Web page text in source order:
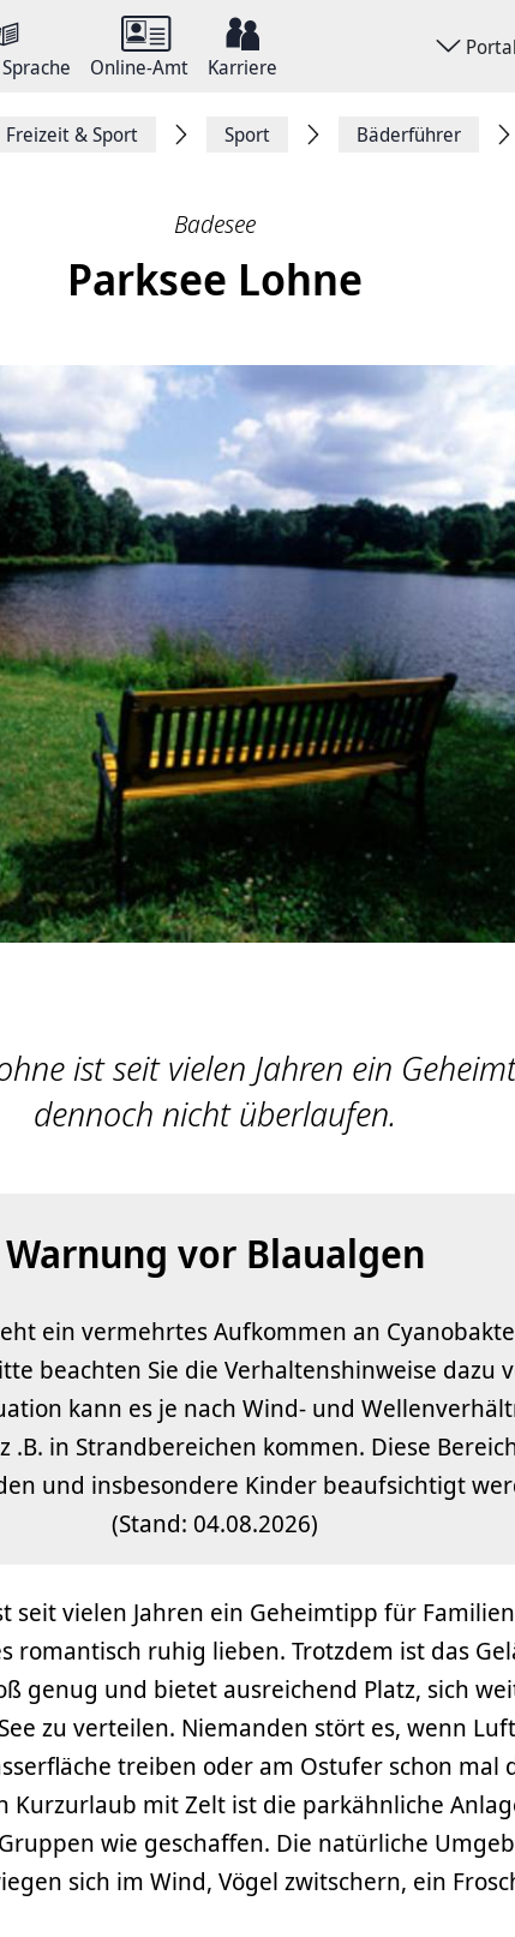
Online-Amt Karriere
Freizeit & Sport Sport Bäderführer
Badesee
Parksee Lohne
ist seit vielen Jahren ein
dennoch nicht überlaufen.
Warnung vor Blaualgen
ein vermehrtes Aufkommen an
beachten Sie die Verhaltenshinweise dazu
kann es je nach Wind- und
.B. in Strandbereichen kommen. Diese
und insbesondere Kinder beaufsichtigt
(Stand: 04.08.2026)
seit vielen Jahren ein Geheimtipp für
romantisch ruhig lieben. Trotzdem ist das
genug und bietet ausreichend Platz, sich
zu verteilen. Niemanden stört es, wenn
treiben oder am Ostufer schon mal
Kurzurlaub mit Zelt ist die parkähnliche
wie geschaffen. Die natürliche
sich im Wind, Vögel zwitschern, ein